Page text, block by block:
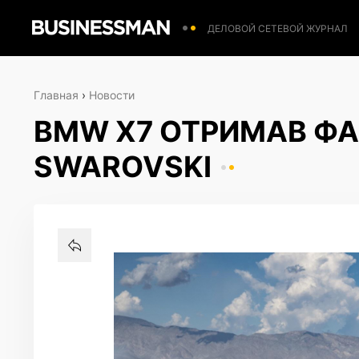
ДЕЛОВОЙ СЕТЕВОЙ ЖУРНАЛ
Главная › Новости
BMW X7 ОТРИМАВ
SWAROVSKI